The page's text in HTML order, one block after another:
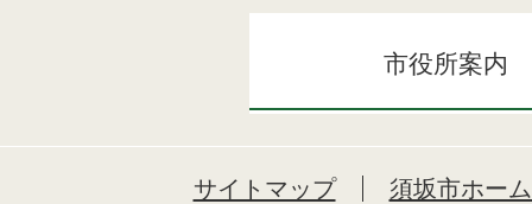
市役所案内
サイトマップ
須坂市ホー